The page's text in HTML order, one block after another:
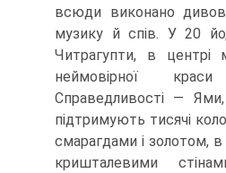
всюди виконано
музику й спів. У 20
Читрагупти, в центрі
неймовірної
Справедливості — Ями,
підтримують тисячі
смарагдами і золотом, в
кришталевими